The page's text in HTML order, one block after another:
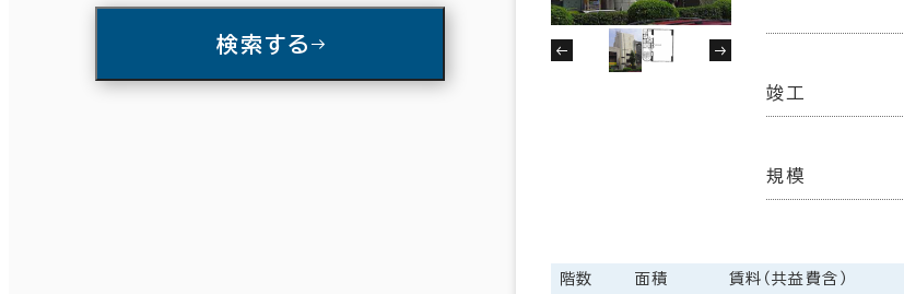
竣工
規模
階数 面積 賃料（共益費含）
入居可能時期検索する
条件で絞り込む